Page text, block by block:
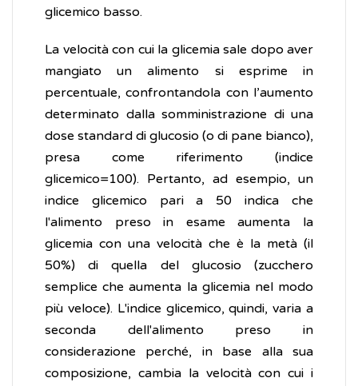
glicemico basso.
La velocità con cui la glicemia sale dopo aver
mangiato un alimento si esprime in
percentuale, confrontandola con l’aumento
determinato dalla somministrazione di una
dose standard di glucosio (o di pane bianco),
presa come riferimento (indice
glicemico=100). Pertanto, ad esempio, un
indice glicemico pari a 50 indica che
l'alimento preso in esame aumenta la
glicemia con una velocità che è la metà (il
50%) di quella del glucosio (zucchero
semplice che aumenta la glicemia nel modo
più veloce). L'indice glicemico, quindi, varia a
seconda dell'alimento preso in
considerazione perché, in base alla sua
composizione, cambia la velocità con cui i